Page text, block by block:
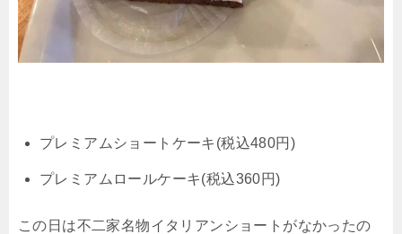
プレミアムショートケーキ(税込480円)
プレミアムロールケーキ(税込360円)
この日は不二家名物イタリアンショートがなかったの